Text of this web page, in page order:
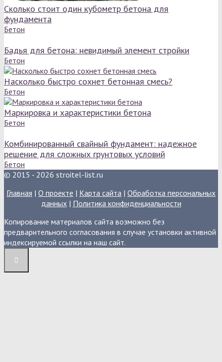
Сколько стоит один кубометр бетона для
фундамента
Бетон
Бадья для бетона: невидимый элемент стройки
Бетон
Насколько быстро сохнет бетонная смесь?
Бетон
Маркировка и характеристики бетона
Бетон
Комбинированный свайный фундамент: надежное
решение для сложных грунтовых условий
Бетон
© 2015 - 2026 stroitel-list.ru
Главная | О проекте | Карта сайта | Обработка персональных
данных| Политика конфиденциальности
Копирование материалов сайта возможно без
предварительного согласования в случае установки активной
индексируемой ссылки на наш сайт.